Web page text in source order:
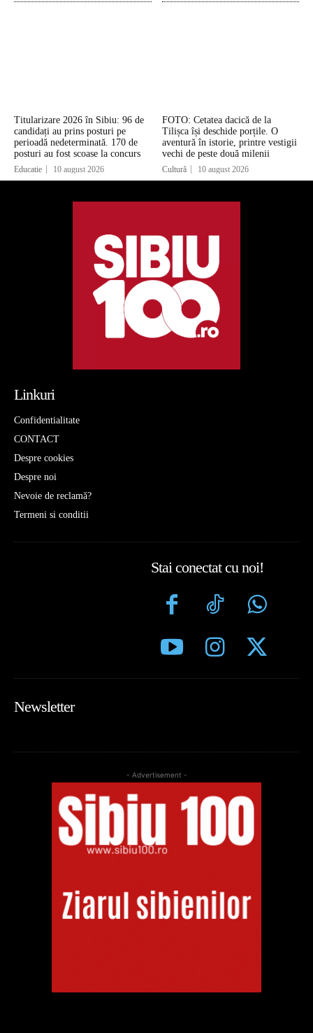
Titularizare 2026 în Sibiu: 96 de
candidați au prins posturi pe
perioadă nedeterminată. 170 de
posturi au fost scoase la concurs
Educatie 10 august 2026
FOTO: Cetatea dacică de la
Tilișca își deschide porțile. O
aventură în istorie, printre vestigii
vechi de peste două milenii
Cultură 10 august 2026
Linkuri
Confidentialitate
CONTACT
Despre cookies
Despre noi
Nevoie de reclamă?
Termeni si conditii
Stai conectat cu noi!
Newsletter
- Advertisement -